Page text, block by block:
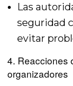
Las
seguridad
evitar
4. Reacciones
organizadores